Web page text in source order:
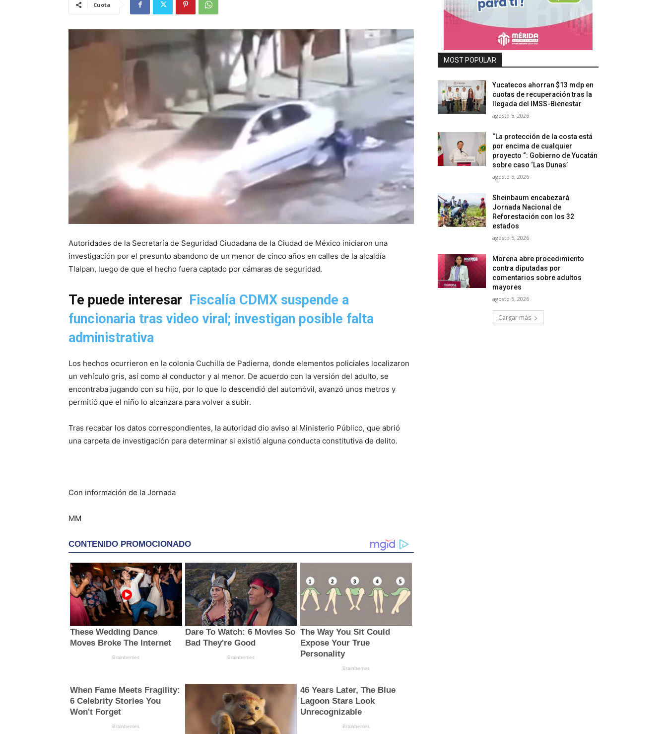
Cuota
Autoridades de la Secretaría de Seguridad Ciudadana de la Ciudad de México iniciaron una
investigación por el presunto abandono de un menor de cinco años en calles de la alcaldía
Tlalpan, luego de que el hecho fuera captado por cámaras de seguridad.
Te puede interesar Fiscalía CDMX suspende a
funcionaria tras video viral; investigan posible falta
administrativa
Los hechos ocurrieron en la colonia Cuchilla de Padierna, donde elementos policiales localizaron
un vehículo gris, así como al conductor y al menor. De acuerdo con la versión del adulto, se
encontraba jugando con su hijo, por lo que lo descendió del automóvil, avanzó unos metros y
permitió que el niño lo alcanzara para volver a subir.
Tras recabar los datos correspondientes, la autoridad dio aviso al Ministerio Público, que abrió
una carpeta de investigación para determinar si existió alguna conducta constitutiva de delito.
Con información de la Jornada
MM
MOST POPULAR
Yucatecos ahorran $13 mdp en
cuotas de recuperación tras la
llegada del IMSS-Bienestar
agosto 5, 2026
“La protección de la costa está
por encima de cualquier
proyecto “: Gobierno de Yucatán
sobre caso ‘Las Dunas’
agosto 5, 2026
Sheinbaum encabezará
Jornada Nacional de
Reforestación con los 32
estados
agosto 5, 2026
Morena abre procedimiento
contra diputadas por
comentarios sobre adultos
mayores
agosto 5, 2026
Cargar más